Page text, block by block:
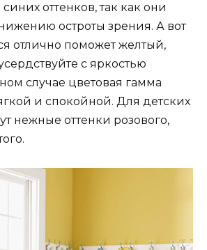
оттенков, так как они
остроты зрения. А вот
отлично поможет желтый,
с яркостью
случае цветовая гамма
и спокойной. Для детских
нежные оттенки розового,